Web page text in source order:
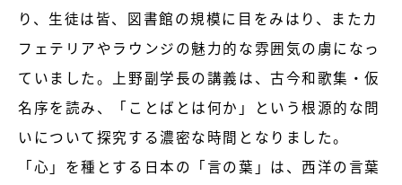
り、生徒は皆、図書館の規模に目をみはり、またカ
フェテリアやラウンジの魅力的な雰囲気の虜になっ
ていました。上野副学長の講義は、古今和歌集・仮
名序を読み、「ことばとは何か」という根源的な問
いについて探究する濃密な時間となりました。
「心」を種とする日本の「言の葉」は、西洋の言葉